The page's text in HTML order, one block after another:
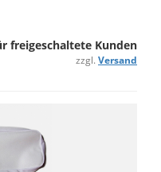
freigeschaltete Kunden
zzgl. Versand